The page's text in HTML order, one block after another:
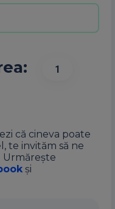
1
că cineva poate
te invităm să ne
Urmărește
și